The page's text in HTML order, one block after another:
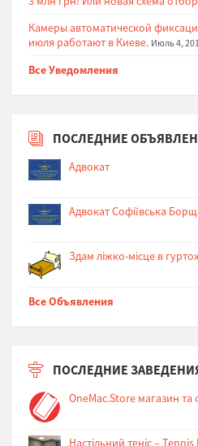
Камеры автоматической
июля работают в Киеве. Июль 4,
Все Уведомления
ПОСЛЕДНИЕ
Адвокат
Адвокат Софіївська
Здам ліжко-місце в
Все Объявления
ПОСЛЕДНИЕ
OneMac.Store магазин та
Настільний теніс –